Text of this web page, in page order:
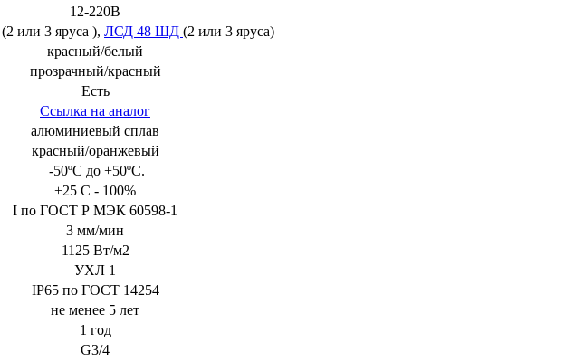
12-220В
(2 или 3 яруса ), ЛСД 48 ШД (2 или 3 яруса)
красный/белый
прозрачный/красный
Есть
Ссылка на аналог
алюминиевый сплав
красный/оранжевый
-50ºС до +50ºС.
+25 С - 100%
I по ГОСТ Р МЭК 60598-1
3 мм/мин
1125 Вт/м2
УХЛ 1
IP65 по ГОСТ 14254
не менее 5 лет
1 год
G3/4